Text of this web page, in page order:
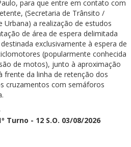
para que entre em contato com
(Secretaria de Trânsito /
a realização de estudos
de área de espera delimitada
exclusivamente à espera de
(popularmente conhecida
de motos), junto à aproximação
frente da linha de retenção dos
cruzamentos com semáforos
Turno - 12 S.O. 03/08/2026